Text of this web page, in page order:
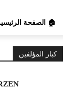
🏠 الصفحة
كبار المؤلفين